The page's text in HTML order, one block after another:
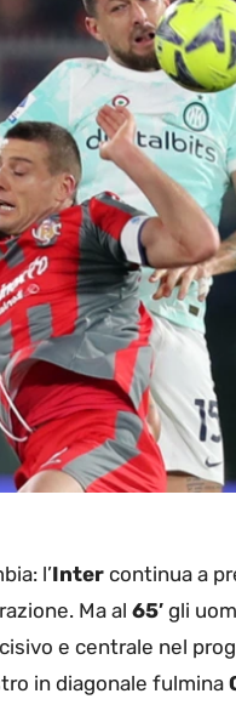
l’Inter continua a
Ma al 65′ gli
e centrale nel
in diagonale fulmina